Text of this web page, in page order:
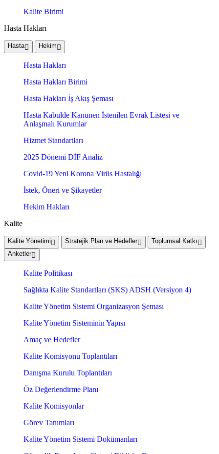
Kalite Birimi
Hasta Hakları
Hasta Hekim
Hasta Hakları
Hasta Hakları Birimi
Hasta Hakları İş Akış Şeması
Hasta Kabulde Kanunen İstenilen Evrak Listesi ve
Anlaşmalı Kurumlar
Hizmet Standartları
2025 Dönemi DİF Analiz
Covid-19 Yeni Korona Virüs Hastalığı
İstek, Öneri ve Şikayetler
Hekim Hakları
Kalite
Kalite Yönetimi Stratejik Plan ve Hedefler
Toplumsal Katkı
Anketler
Kalite Politikası
Sağlıkta Kalite Standartları (SKS) ADSH (Versiyon 4)
Kalite Yönetim Sistemi Organizasyon Şeması
Kalite Yönetim Sisteminin Yapısı
Amaç ve Hedefler
Kalite Komisyonu Toplantıları
Danışma Kurulu Toplantıları
Öz Değerlendirme Planı
Kalite Komisyonlar
Görev Tanımları
Kalite Yönetim Sistemi Dokümanları